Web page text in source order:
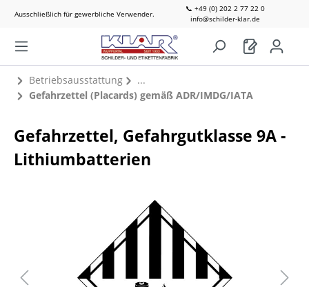
Ausschließlich für gewerbliche Verwender.
📞 +49 (0) 202 2 77 22 0
info@schilder-klar.de
Betriebsausstattung
Gefahrzettel (Placards) gemäß ADR/IMDG/IATA
Gefahrzettel, Gefahrgutklasse 9A -
Lithiumbatterien